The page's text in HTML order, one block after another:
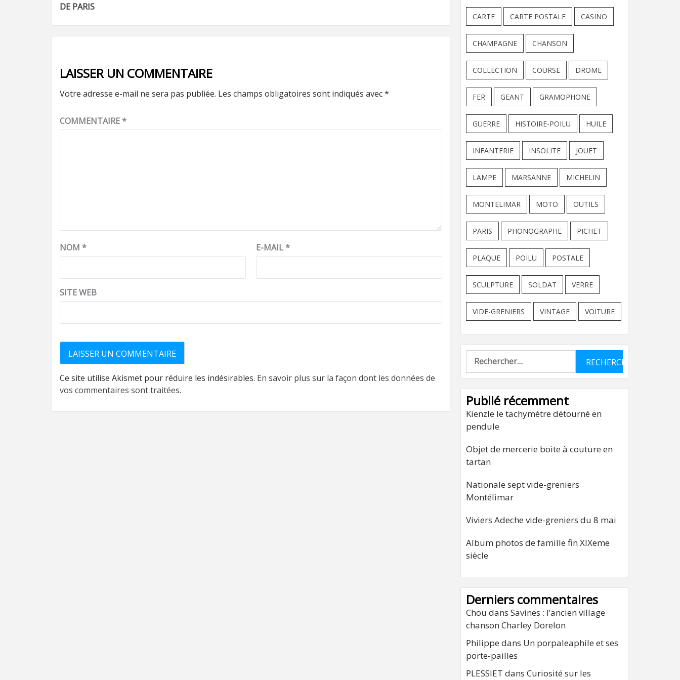
d’article
DE PARIS
LAISSER UN COMMENTAIRE
Votre adresse e-mail ne sera pas publiée. Les champs obligatoires sont indiqués avec*
COMMENTAIRE*
NOM * E-MAIL*
SITE WEB
Ce site utilise Akismet pour réduire les indésirables. En savoir plus sur la façon dont les données de
vos commentaires sont traitées.
CARTE CARTE POSTALE CASINO
CHAMPAGNE CHANSON
COLLECTION COURSE DROME
FER GEANT GRAMOPHONE
GUERRE HISTOIRE-POILU HUILE
INFANTERIE INSOLITE JOUET
LAMPE MARSANNE MICHELIN
MONTELIMAR MOTO OUTILS
PARIS PHONOGRAPHE PICHET
PLAQUE POILU POSTALE
SCULPTURE SOLDAT VERRE
VIDE-GRENIERS VINTAGE VOITURE
Rechercher :
Publié récemment
Kienzle le tachymètre détourné en
pendule
Objet de mercerie boite à couture en
tartan
Nationale sept vide-greniers
Montélimar
Viviers Adeche vide-greniers du 8 mai
Album photos de famille fin XIXeme
siècle
Derniers commentaires
Chou dans Savines : l’ancien village
chanson Charley Dorelon
Philippe dans Un porpaleaphile et ses
porte-pailles
PLESSIET dans Curiosité sur les